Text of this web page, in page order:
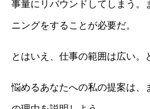
事量にリバウンドしてしまう。
ニングをすることが必要だ。
とはいえ、仕事の範囲は広い
悩めるあなたへの私の提案は、